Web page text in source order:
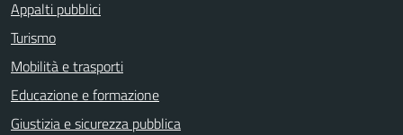
Appalti pubblici
Turismo
Mobilità e trasporti
Educazione e formazione
Giustizia e sicurezza pubblica